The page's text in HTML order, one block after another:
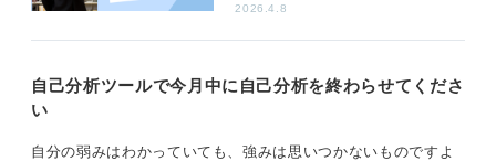
2026.4.8
自己分析ツールで今月中に自己分析を終わらせてくださ
い
自分の弱みはわかっていても、強みは思いつかないものですよ